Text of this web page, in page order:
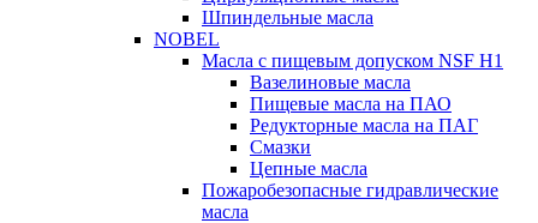
Шпиндельные масла
NOBEL
Масла с пищевым допуском NSF H1
Вазелиновые масла
Пищевые масла на ПАО
Редукторные масла на ПАГ
Смазки
Цепные масла
Пожаробезопасные гидравлические
масла